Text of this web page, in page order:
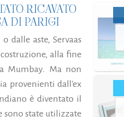
RICAVATO
DI PARIGI
dalle aste, Servaas
alla fine
Mumbay. Ma non
provenienti dall'ex
è diventato il
sono state utilizzate